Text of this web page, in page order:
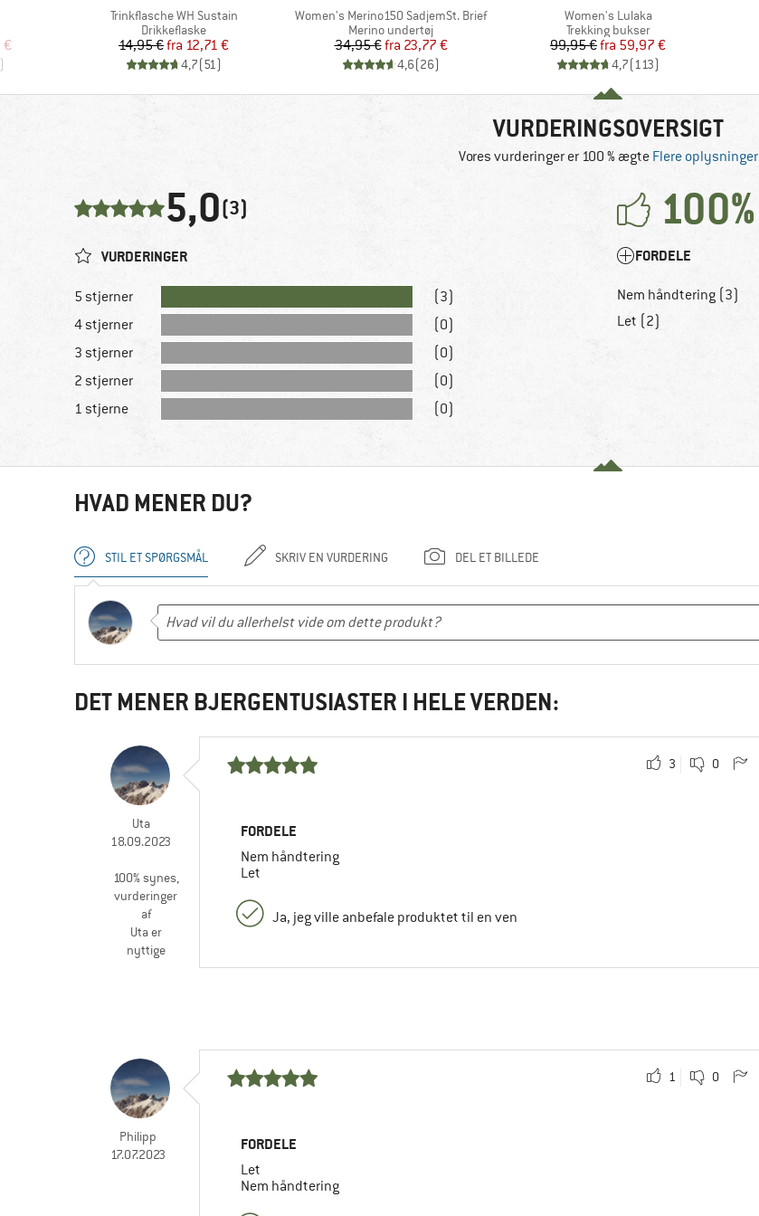
€
Artikel
Trinkflasche WH Sustain
Produktgruppe
Drikkeflaske
Pris
14,95 € Nedsat pris
fra 12,71 €
4,7(51)
Artikel
Women's Merino150 SadjemSt. Brief
Produktgruppe
Merino undertøj
Pris
34,95 € Nedsat pris
fra 23,77 €
4,6(26)
Artikel
Women's Lulaka
Produktgruppe
Trekking bukser
Pris
99,95 € Nedsat pris
fra 59,97 €
4,7(113)
VURDERINGSOVERSIGT
Vores vurderinger er 100 % ægte Flere oplysninger
5,0(3) 100%
VURDERINGER
5 stjerner
(3)
4 stjerner
(0)
3 stjerner
(0)
2 stjerner
(0)
1 stjerne
(0)
FORDELE
Nem håndtering (3)
Let (2)
HVAD MENER DU?
STIL ET SPØRGSMÅL SKRIV EN VURDERING DEL ET BILLEDE
DET MENER BJERGENTUSIASTER I HELE VERDEN:
Uta
18.09.2023
100% synes,
vurderinger
af
Uta er
nyttige
3 0
FORDELE
Nem håndtering
Let
Ja, jeg ville anbefale produktet til en ven
Philipp
17.07.2023
1 0
FORDELE
Let
Nem håndtering